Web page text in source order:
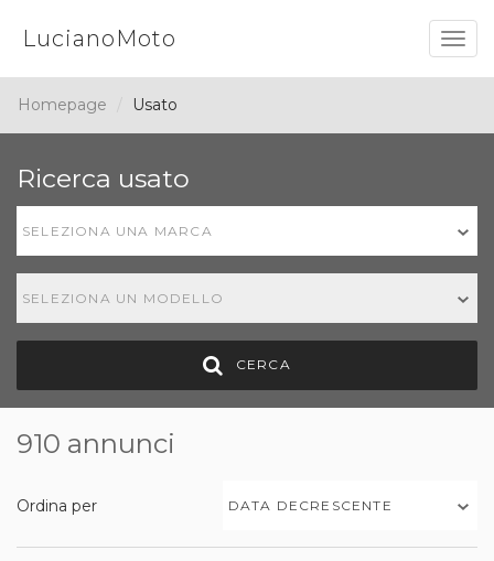
LucianoMoto
Homepage Usato
Ricerca usato
SELEZIONA UNA MARCA
SELEZIONA UN MODELLO
CERCA
910 annunci
Ordina per DATA DECRESCENTE